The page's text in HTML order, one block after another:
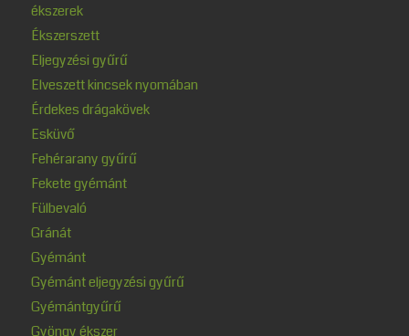
ékszerek
Ékszerszett
Eljegyzési gyűrű
Elveszett kincsek nyomában
Érdekes drágakövek
Esküvő
Fehérarany gyűrű
Fekete gyémánt
Fülbevaló
Gránát
Gyémánt
Gyémánt eljegyzési gyűrű
Gyémántgyűrű
Gyöngy ékszer